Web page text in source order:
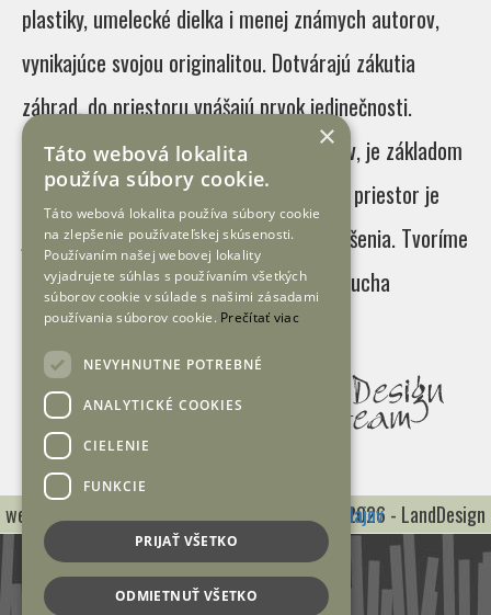
plastiky, umelecké dielka i menej známych autorov,
vynikajúce svojou originalitou. Dotvárajú zákutia
záhrad, do priestoru vnášajú prvok jedinečnosti.
Poznanie miesta, pochopenie jeho kladov, je základom
dobrej koncepcie návrhu záhrady. Každý priestor je
jedinečný a ponúka rôzne alternatívy riešenia. Tvoríme
originálny, jedinečný dizajn s podporou ducha
riešeného priestoru.
copyright © 2026 - LandDesign
webdesignsoltec|Zásady ochrany osobných údajov
×
Táto webová lokalita
používa súbory cookie.
Táto webová lokalita používa súbory cookie
na zlepšenie používateľskej skúsenosti.
Používaním našej webovej lokality
vyjadrujete súhlas s používaním všetkých
súborov cookie v súlade s našimi zásadami
používania súborov cookie. Prečítať viac
NEVYHNUTNE POTREBNÉ
ANALYTICKÉ COOKIES
CIELENIE
FUNKCIE
PRIJAŤ VŠETKO
ODMIETNUŤ VŠETKO